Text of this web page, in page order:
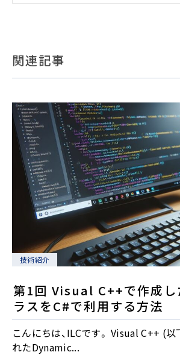
関連記事
技術紹介
第1回 Visual C++で作成し
ラスをC#で利用する方法
こんにちは、ILCです。 Visual C++ (
れたDynamic...